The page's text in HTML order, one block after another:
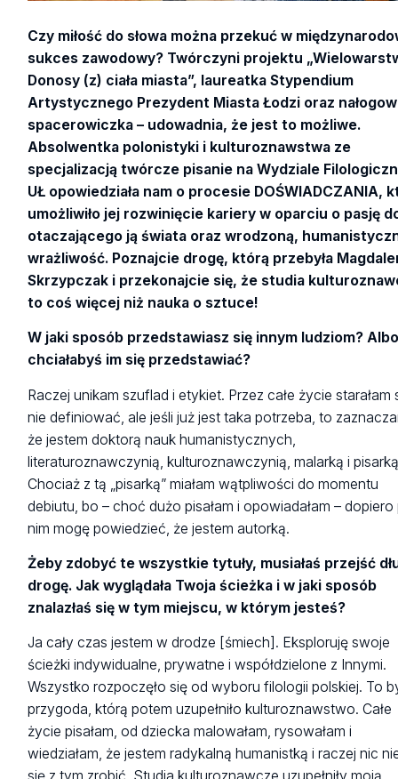
Czy miłość do słowa można przekuć w
sukces zawodowy? Twórczyni projektu
Donosy (z) ciała miasta”, laureatka Stypendium
Artystycznego Prezydent Miasta Łodzi oraz
spacerowiczka – udowadnia, że jest to możliwe.
Absolwentka polonistyki i kulturoznawstwa ze
specjalizacją twórcze pisanie na Wydziale
UŁ opowiedziała nam o procesie DOŚWIADCZANIA,
umożliwiło jej rozwinięcie kariery w oparciu o pasję
otaczającego ją świata oraz wrodzoną,
wrażliwość. Poznajcie drogę, którą przebyła
Skrzypczak i przekonajcie się, że studia
to coś więcej niż nauka o sztuce!
W jaki sposób przedstawiasz się innym ludziom?
chciałabyś im się przedstawiać?
Raczej unikam szuflad i etykiet. Przez całe życie starałam
nie definiować, ale jeśli już jest taka potrzeba, to
że jestem doktorą nauk humanistycznych,
literaturoznawczynią, kulturoznawczynią, malarką i
Chociaż z tą „pisarką” miałam wątpliwości do momentu
debiutu, bo – choć dużo pisałam i opowiadałam – dopiero
nim mogę powiedzieć, że jestem autorką.
Żeby zdobyć te wszystkie tytuły, musiałaś przejść
drogę. Jak wyglądała Twoja ścieżka i w jaki sposób
znalazłaś się w tym miejscu, w którym jesteś?
Ja cały czas jestem w drodze [śmiech]. Eksploruję swoje
ścieżki indywidualne, prywatne i współdzielone z Innymi.
Wszystko rozpoczęło się od wyboru filologii polskiej. To
przygoda, którą potem uzupełniło kulturoznawstwo. Całe
życie pisałam, od dziecka malowałam, rysowałam i
wiedziałam, że jestem radykalną humanistką i raczej nic